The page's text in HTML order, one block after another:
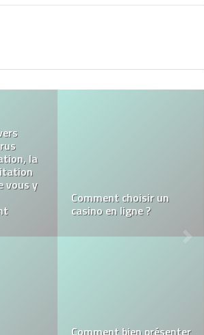
en débarrasser d’un nid de
frelons ?